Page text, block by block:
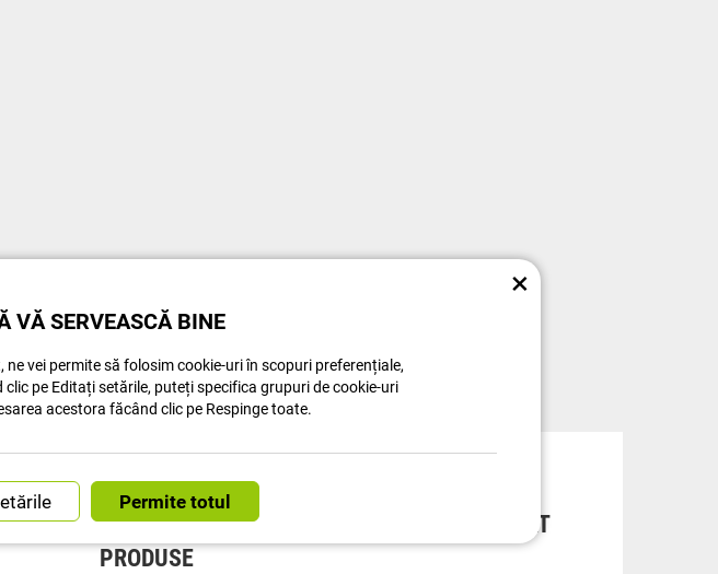
VĂ SERVEASCĂ BINE
vei permite să folosim cookie-uri în scopuri preferențiale,
pe Editați setările, puteți specifica grupuri de cookie-uri
acestora făcând clic pe Respinge toate.
×
INSTRUCȚIUNI PENTRU
PRODUSE
DE DESCĂRCAT